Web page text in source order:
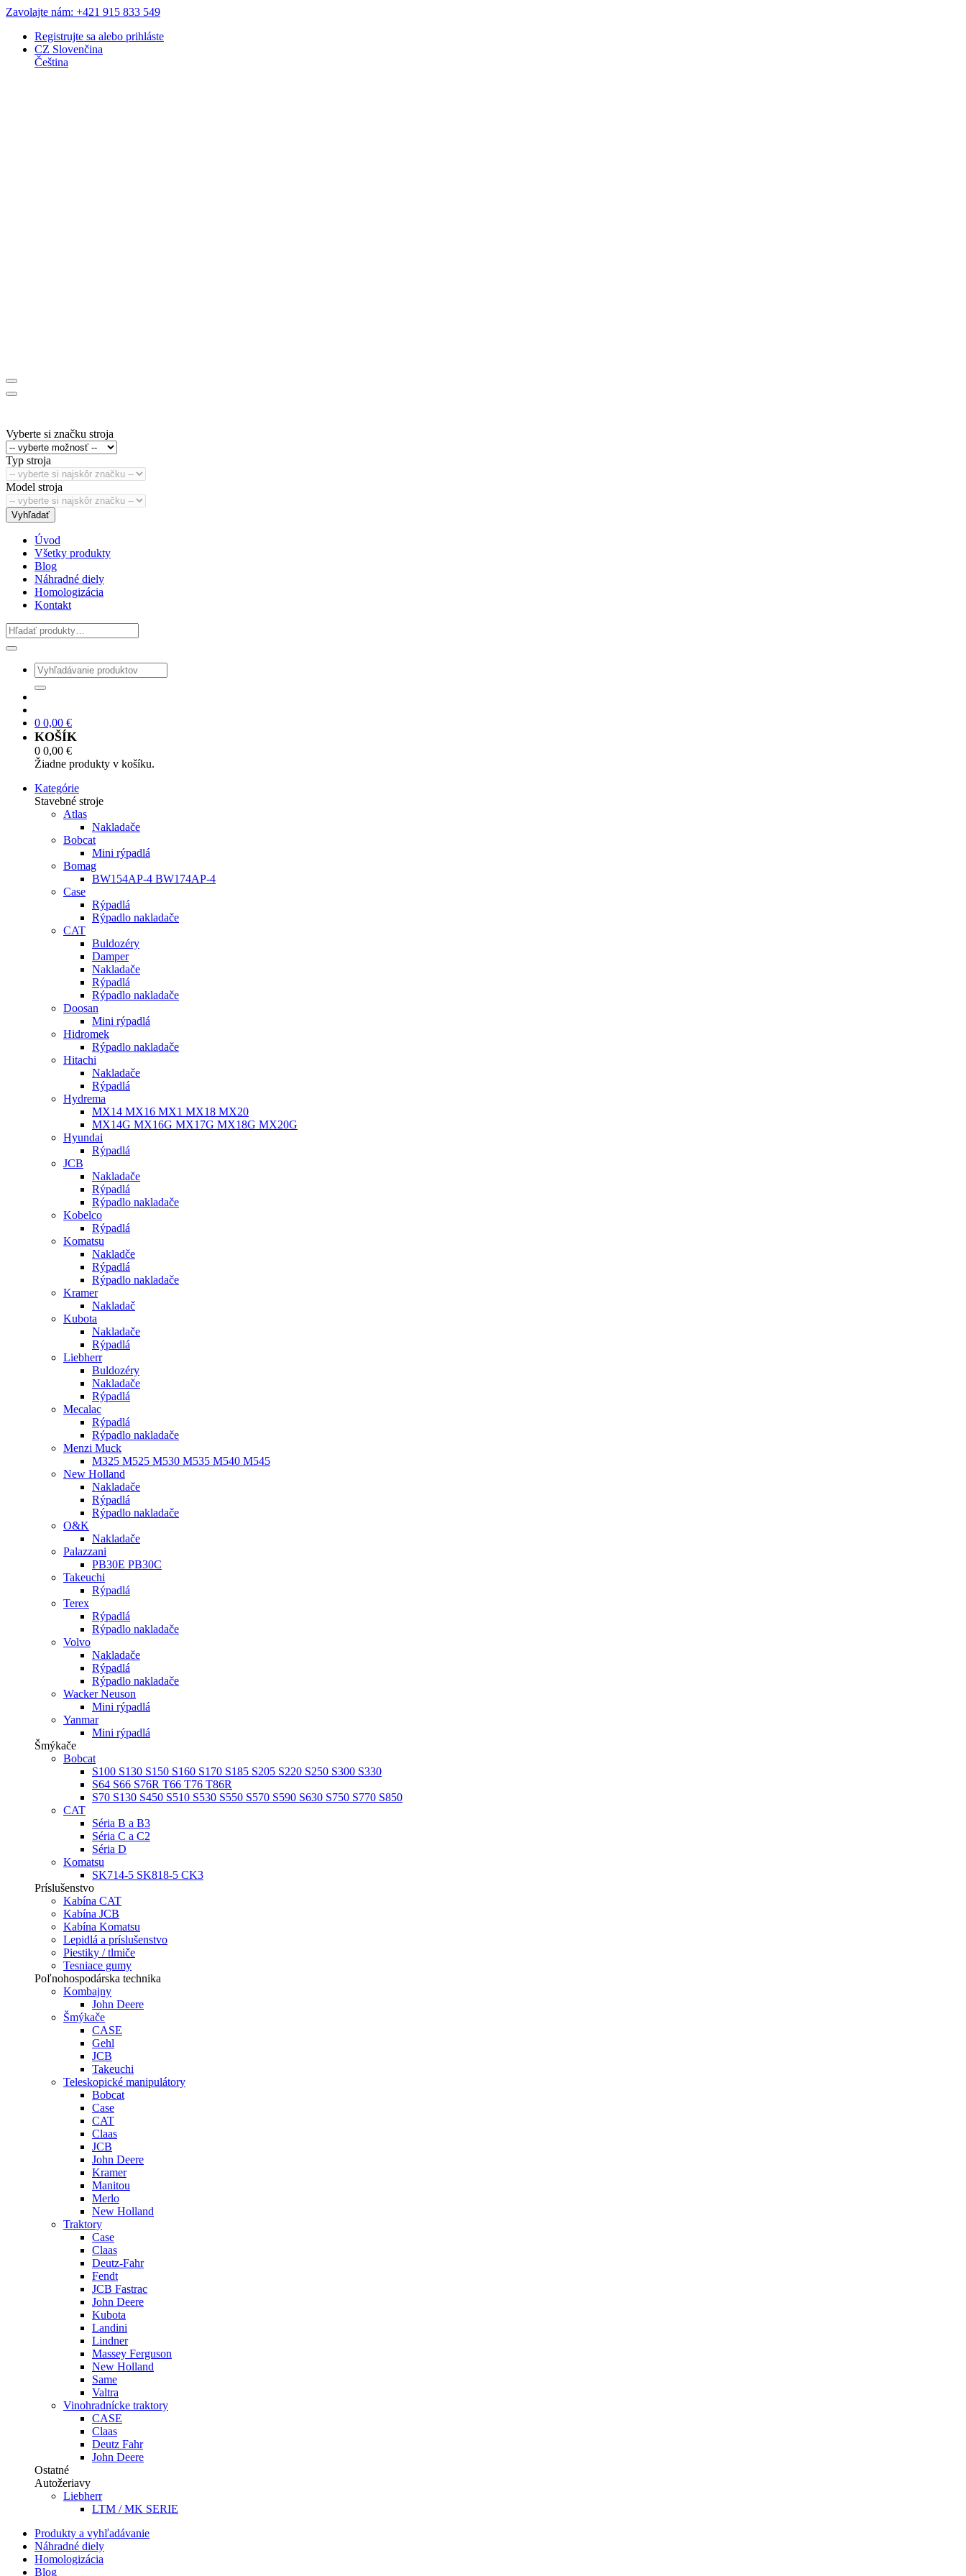
Zavolajte nám: +421 915 833 549
Registrujte sa alebo prihláste
CZ Slovenčina
Čeština
Vyberte si značku stroja
Typ stroja
Model stroja
Vyhľadať
Úvod
Všetky produkty
Blog
Náhradné diely
Homologizácia
Kontakt
0 0,00 €
KOŠÍK
0 0,00 €
Žiadne produkty v košíku.
Kategórie
Stavebné stroje
Atlas
Nakladače
Bobcat
Mini rýpadlá
Bomag
BW154AP-4 BW174AP-4
Case
Rýpadlá
Rýpadlo nakladače
CAT
Buldozéry
Damper
Nakladače
Rýpadlá
Rýpadlo nakladače
Doosan
Mini rýpadlá
Hidromek
Rýpadlo nakladače
Hitachi
Nakladače
Rýpadlá
Hydrema
MX14 MX16 MX1 MX18 MX20
MX14G MX16G MX17G MX18G MX20G
Hyundai
Rýpadlá
JCB
Nakladače
Rýpadlá
Rýpadlo nakladače
Kobelco
Rýpadlá
Komatsu
Nakladče
Rýpadlá
Rýpadlo nakladače
Kramer
Nakladač
Kubota
Nakladače
Rýpadlá
Liebherr
Buldozéry
Nakladače
Rýpadlá
Mecalac
Rýpadlá
Rýpadlo nakladače
Menzi Muck
M325 M525 M530 M535 M540 M545
New Holland
Nakladače
Rýpadlá
Rýpadlo nakladače
O&K
Nakladače
Palazzani
PB30E PB30C
Takeuchi
Rýpadlá
Terex
Rýpadlá
Rýpadlo nakladače
Volvo
Nakladače
Rýpadlá
Rýpadlo nakladače
Wacker Neuson
Mini rýpadlá
Yanmar
Mini rýpadlá
Šmýkače
Bobcat
S100 S130 S150 S160 S170 S185 S205 S220 S250 S300 S330
S64 S66 S76R T66 T76 T86R
S70 S130 S450 S510 S530 S550 S570 S590 S630 S750 S770 S850
CAT
Séria B a B3
Séria C a C2
Séria D
Komatsu
SK714-5 SK818-5 CK3
Príslušenstvo
Kabína CAT
Kabína JCB
Kabína Komatsu
Lepidlá a príslušenstvo
Piestiky / tlmiče
Tesniace gumy
Poľnohospodárska technika
Kombajny
John Deere
Šmýkače
CASE
Gehl
JCB
Takeuchi
Teleskopické manipulátory
Bobcat
Case
CAT
Claas
JCB
John Deere
Kramer
Manitou
Merlo
New Holland
Traktory
Case
Claas
Deutz-Fahr
Fendt
JCB Fastrac
John Deere
Kubota
Landini
Lindner
Massey Ferguson
New Holland
Same
Valtra
Vinohradnícke traktory
CASE
Claas
Deutz Fahr
John Deere
Ostatné
Autožeriavy
Liebherr
LTM / MK SERIE
Produkty a vyhľadávanie
Náhradné diely
Homologizácia
Blog